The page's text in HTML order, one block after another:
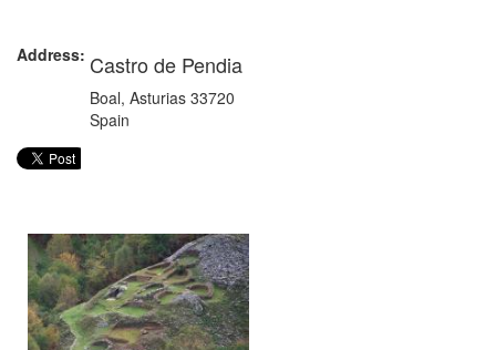
Address: Castro de Pendia
Boal, Asturias 33720
Spain